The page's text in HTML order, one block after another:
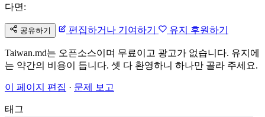
다면:
공유하기 편집하거나 기여하기 유지 후원하기
Taiwan.md는 오픈소스이며 무료이고 광고가 없습니다. 유지에
는 약간의 비용이 듭니다. 셋 다 환영하니 하나만 골라 주세요.
이 페이지 편집 · 문제 보고
태그